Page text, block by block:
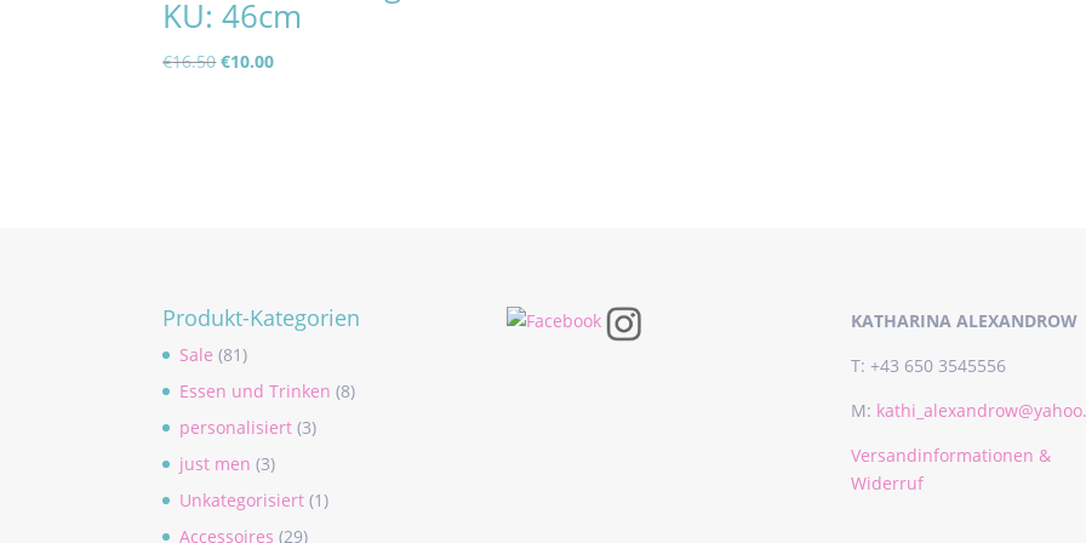
KU: 46cm
€16.50Ursprünglicher
€10.00Aktueller
Produkt-Kategorien
Sale (81)
Essen und Trinken (8)
personalisiert (3)
just men (3)
Unkategorisiert (1)
Accessoires (29)
KATHARINA ALEXANDROW
T: +43 650 3545556
M:
Versandinformationen &
Widerruf